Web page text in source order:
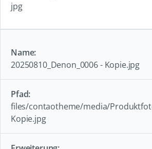
jpg
20250810_Denon_0006 - Kopie.jpg
files/contaotheme/media/
Kopie.jpg